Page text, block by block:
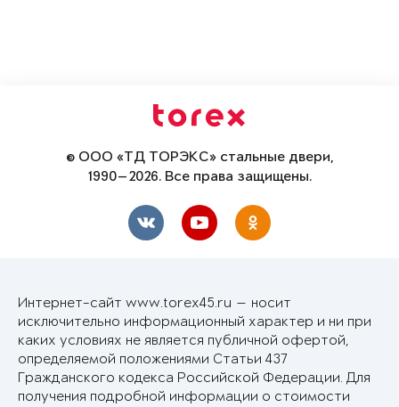
© ООО «ТД ТОРЭКС» стальные двери,
1990—2026. Все права защищены.
Интернет-сайт www.torex45.ru — носит
исключительно информационный характер и ни при
каких условиях не является публичной офертой,
определяемой положениями Статьи 437
Гражданского кодекса Российской Федерации. Для
получения подробной информации о стоимости